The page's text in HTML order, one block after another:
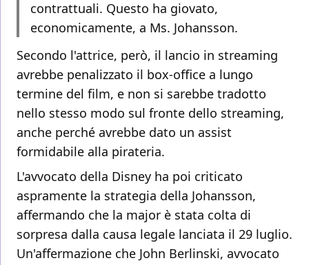
contrattuali. Questo ha giovato,
economicamente, a Ms. Johansson.
Secondo l'attrice, però, il lancio in streaming
avrebbe penalizzato il box-office a lungo
termine del film, e non si sarebbe tradotto
nello stesso modo sul fronte dello streaming,
anche perché avrebbe dato un assist
formidabile alla pirateria.
L'avvocato della Disney ha poi criticato
aspramente la strategia della Johansson,
affermando che la major è stata colta di
sorpresa dalla causa legale lanciata il 29 luglio.
Un'affermazione che John Berlinski, avvocato